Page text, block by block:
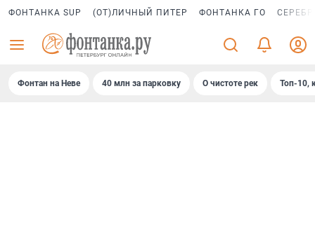
ФОНТАНКА SUP (ОТ)ЛИЧНЫЙ ПИТЕР ФОНТАНКА ГО
Фонтан на Неве 40 млн за парковку О чистоте рек Топ-10,